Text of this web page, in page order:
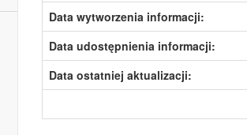
Data wytworzenia informacji:
Data udostępnienia informacji:
Data ostatniej aktualizacji: